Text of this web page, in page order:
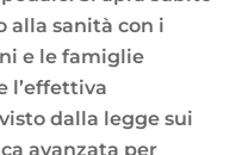
alla sanità con i
e le famiglie
l’effettiva
dalla legge sui
avanzata per